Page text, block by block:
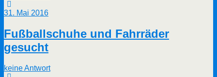
31. Mai 2016
Fußballschuhe und Fahrräder
gesucht
keine Antwort